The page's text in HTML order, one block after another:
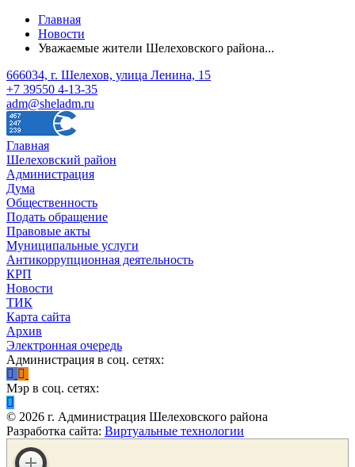
Главная
Новости
Уважаемые жители Шелеховского района...
666034, г. Шелехов, улица Ленина, 15
+7 39550 4-13-35
adm@sheladm.ru
Главная
Шелеховский район
Администрация
Дума
Общественность
Подать обращение
Правовые акты
Муниципальные услуги
Антикоррупционная деятельность
КРП
Новости
ТИК
Карта сайта
Архив
Электронная очередь
Администрация в соц. сетях:
Мэр в соц. сетях:
© 2026 г. Администрация Шелеховского района
Разработка сайта: Виртуальные технологии